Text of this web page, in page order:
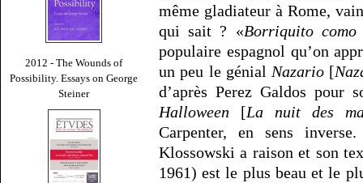
2012 - The Wounds of
Possibility. Essays on George
Steiner
même gladiateur à Rome,
qui sait ? «Borriquito
populaire espagnol qu’on
un peu le génial Nazario [
d’après Perez Galdos
Halloween [La nuit des
Carpenter, en sens
Klossowski a raison et son
1961) est le plus beau et le